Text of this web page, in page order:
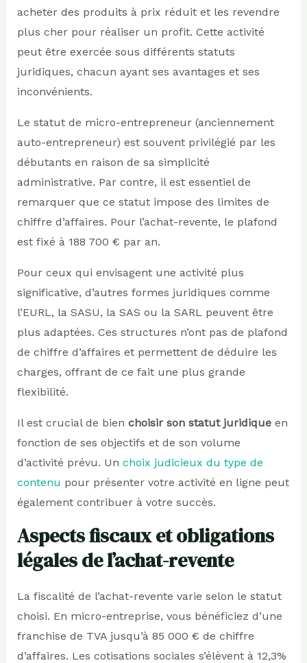
acheter des produits à prix réduit et les revendre
plus cher pour réaliser un profit. Cette activité
peut être exercée sous différents statuts
juridiques, chacun ayant ses avantages et ses
inconvénients.
Le statut de micro-entrepreneur (anciennement
auto-entrepreneur) est souvent privilégié par les
débutants en raison de sa simplicité
administrative. Par contre, il est essentiel de
remarquer que ce statut impose des limites de
chiffre d’affaires. Pour l’achat-revente, le plafond
est fixé à 188 700 € par an.
Pour ceux qui envisagent une activité plus
significative, d’autres formes juridiques comme
l’EURL, la SASU, la SAS ou la SARL peuvent être
plus adaptées. Ces structures n’ont pas de plafond
de chiffre d’affaires et permettent de déduire les
charges, offrant de ce fait une plus grande
flexibilité.
Il est crucial de bien choisir son statut juridiqueen
fonction de ses objectifs et de son volume
d’activité prévu. Un choix judicieux du type de
contenu pour présenter votre activité en ligne peut
également contribuer à votre succès.
Aspects fiscaux et obligations
légales de l’achat-revente
La fiscalité de l’achat-revente varie selon le statut
choisi. En micro-entreprise, vous bénéficiez d’une
franchise de TVA jusqu’à 85 000 € de chiffre
d’affaires. Les cotisations sociales s’élèvent à 12,3%